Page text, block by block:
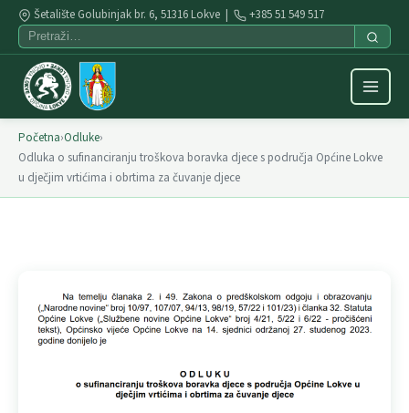
Šetalište Golubinjak br. 6, 51316 Lokve | +385 51 549 517
Početna›Odluke›
Odluka o sufinanciranju troškova boravka djece s područja Općine Lokve
u dječjim vrtićima i obrtima za čuvanje djece